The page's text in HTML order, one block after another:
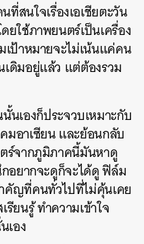
สนใจเรื่องเอเชียตะวัน
ยใช้ภาพยนตร์เป็นเครื่อง
เป้าหมายจะไม่เน้นแค่คน
เดิมอยู่แล้ว แต่ต้องรวม
เองก็ประจวบเหมาะกับ
มอาเซียน และย้อนกลับ
ร์จากภูมิภาคนี้มันหาดู
อยากจะดูก็จะได้ดู ฟิล์ม
ำคัญที่คนทั่วไปที่ไม่คุ้นเคย
ยนรู้ ทำความเข้าใจ
เอง